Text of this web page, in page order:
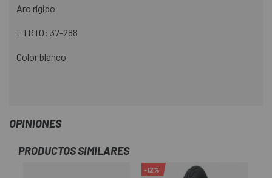
Aro rígido
ETRTO: 37-288
Color blanco
OPINIONES
PRODUCTOS SIMILARES
-12%